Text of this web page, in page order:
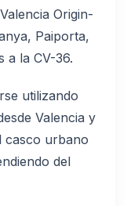
Origin-
Paiporta,
a la CV-36.
utilizando
Valencia y
casco urbano
del